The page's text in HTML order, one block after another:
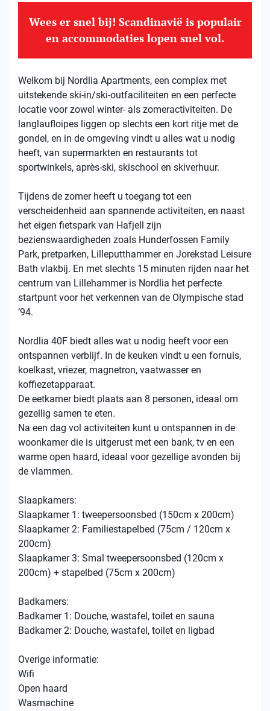
Wees er snel bij! Scandinavië is populair
en accommodaties lopen snel vol.
Welkom bij Nordlia Apartments, een complex met
uitstekende ski-in/ski-outfaciliteiten en een perfecte
locatie voor zowel winter- als zomeractiviteiten. De
langlaufloipes liggen op slechts een kort ritje met de
gondel, en in de omgeving vindt u alles wat u nodig
heeft, van supermarkten en restaurants tot
sportwinkels, après-ski, skischool en skiverhuur.
Tijdens de zomer heeft u toegang tot een
verscheidenheid aan spannende activiteiten, en naast
het eigen fietspark van Hafjell zijn
bezienswaardigheden zoals Hunderfossen Family
Park, pretparken, Lilleputthammer en Jorekstad Leisure
Bath vlakbij. En met slechts 15 minuten rijden naar het
centrum van Lillehammer is Nordlia het perfecte
startpunt voor het verkennen van de Olympische stad
’94.
Nordlia 40F biedt alles wat u nodig heeft voor een
ontspannen verblijf. In de keuken vindt u een fornuis,
koelkast, vriezer, magnetron, vaatwasser en
koffiezetapparaat.
De eetkamer biedt plaats aan 8 personen, ideaal om
gezellig samen te eten.
Na een dag vol activiteiten kunt u ontspannen in de
woonkamer die is uitgerust met een bank, tv en een
warme open haard, ideaal voor gezellige avonden bij
de vlammen.
Slaapkamers:
Slaapkamer 1: tweepersoonsbed (150cm x 200cm)
Slaapkamer 2: Familiestapelbed (75cm / 120cm x
200cm)
Slaapkamer 3: Smal tweepersoonsbed (120cm x
200cm) + stapelbed (75cm x 200cm)
Badkamers:
Badkamer 1: Douche, wastafel, toilet en sauna
Badkamer 2: Douche, wastafel, toilet en ligbad
Overige informatie:
Wifi
Open haard
Wasmachine